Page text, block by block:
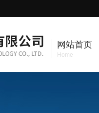
网站首页
Home